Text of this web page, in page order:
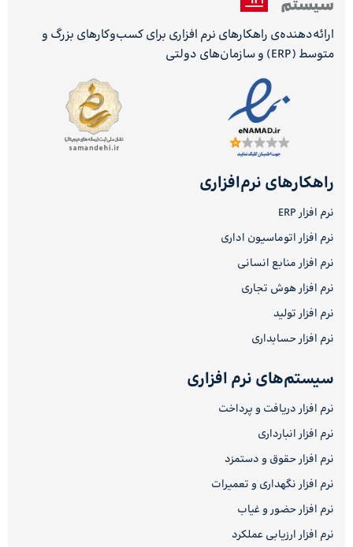
ارائه‌دهنده‌ی راهکارهای نرم افزاری برای کسب‌وکارهای بزرگ و
متوسط (ERP) و سازمان‌های دولتی
راهکارهای نرم‌افزاری
نرم افزار ERP
نرم افزار اتوماسیون اداری
نرم افزار منابع انسانی
نرم افزار هوش تجاری
نرم افزار تولید
نرم افزار حسابداری
سیستم‌های نرم افزاری
نرم افزار دریافت و پرداخت
نرم افزار انبارداری
نرم افزار حقوق و دستمزد
نرم افزار نگهداری و تعمیرات
نرم افزار حضور و غیاب
نرم افزار ارزیابی عملکرد